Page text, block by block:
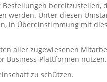
bereitzustellen,
werden. Unter diesen
in Übereinstimmung mit
aller zugewiesenen
Business-Plattformen nutzen.
zu schützen.